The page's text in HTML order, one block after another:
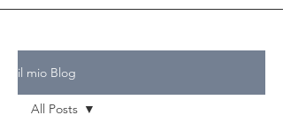
il mio Blog
All Posts